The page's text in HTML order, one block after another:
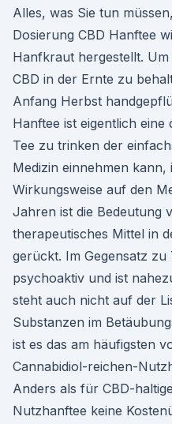
Alles, was Sie tun
Dosierung CBD Hanftee
Hanfkraut hergestellt.
CBD in der Ernte zu
Anfang Herbst
Hanftee ist eigentlich
Tee zu trinken der
Medizin einnehmen kann,
Wirkungsweise auf den
Jahren ist die Bedeutung
therapeutisches Mittel in
gerückt. Im Gegensatz
psychoaktiv und ist
steht auch nicht auf der
Substanzen im
ist es das am häufigsten
Cannabidiol-reichen-
Anders als für CBD-
Nutzhanftee keine